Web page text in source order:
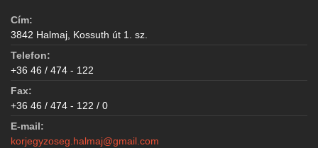
Cím:
3842 Halmaj, Kossuth út 1. sz.
Telefon:
+36 46 / 474 - 122
Fax:
+36 46 / 474 - 122 / 0
E-mail:
korjegyzoseg.halmaj@gmail.com